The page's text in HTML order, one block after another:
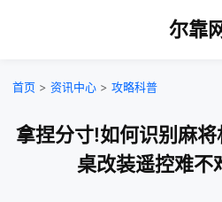
尔靠
首页 > 资讯中心 > 攻略科普
拿捏分寸!如何识别麻
桌改装遥控难不